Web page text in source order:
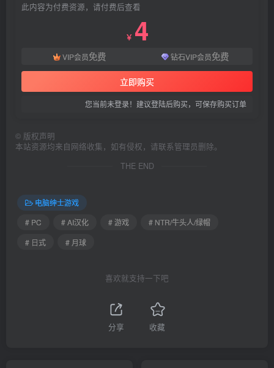
此内容为付费资源，请付费后查看
￥ 4
VIP会员免费 钻石VIP会员免费
立即购买
您当前未登录！建议登陆后购买，可保存购买订单
© 版权声明
本站资源均来自网络收集，如有侵权，请联系管理员删除。
THE END
电脑绅士游戏
# PC
# AI汉化 # 游戏
# NTR/牛头人/绿帽
# 日式
# 月球
喜欢就支持一下吧
分享 收藏